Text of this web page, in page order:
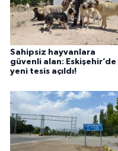
Sahipsiz hayvanlara
güvenli alan: Eskişehir’de
yeni tesis açıldı!